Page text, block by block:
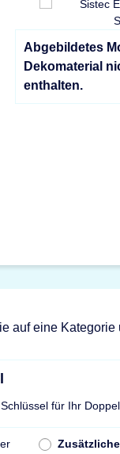
Abgebildetes
Dekomaterial
enthalten.
auf eine
für Ihr